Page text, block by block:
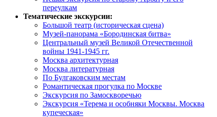
переулкам
Тематические экскурсии:
Большой театр (историческая сцена)
Музей-панорама «Бородинская битва»
Центральный музей Великой Отечественной
войны 1941-1945 гг.
Москва архитектурная
Москва литературная
По Булгаковским местам
Романтическая прогулка по Москве
Экскурсия по Замоскворечью
Экскурсия «Терема и особняки Москвы. Москва
купеческая»